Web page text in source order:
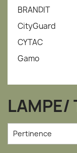
BRANDIT
CityGuard
CYTAC
Gamo
LAMPE/
Pertinence